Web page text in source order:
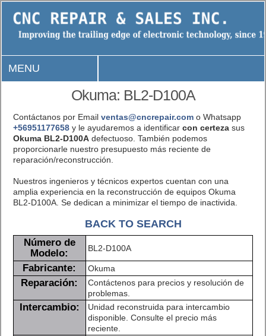
MENU
Okuma: BL2-D100A
Contáctanos por Email ventas@cncrepair.como Whatsapp
+56951177658y le ayudaremos a identificar con certezasus
Okuma BL2-D100Adefectuoso. También podemos
proporcionarle nuestro presupuesto más reciente de
reparación/reconstrucción.
Nuestros ingenieros y técnicos expertos cuentan con una
amplia experiencia en la reconstrucción de equipos Okuma
BL2-D100A. Se dedican a minimizar el tiempo de inactivida.
BACK TO SEARCH
Número de
Modelo:
BL2-D100A
Fabricante: Okuma
Reparación:
Contáctenos para precios y resolución de
problemas.
Intercambio:
Unidad reconstruida para intercambio
disponible. Consulte el precio más
reciente.